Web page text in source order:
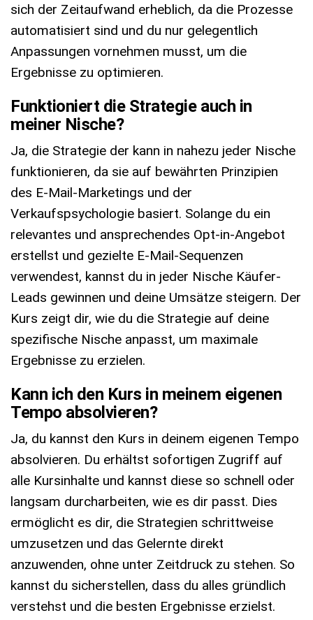
sich der Zeitaufwand erheblich, da die Prozesse
automatisiert sind und du nur gelegentlich
Anpassungen vornehmen musst, um die
Ergebnisse zu optimieren.
Funktioniert die Strategie auch in
meiner Nische?
Ja, die Strategie der kann in nahezu jeder Nische
funktionieren, da sie auf bewährten Prinzipien
des E-Mail-Marketings und der
Verkaufspsychologie basiert. Solange du ein
relevantes und ansprechendes Opt-in-Angebot
erstellst und gezielte E-Mail-Sequenzen
verwendest, kannst du in jeder Nische Käufer-
Leads gewinnen und deine Umsätze steigern. Der
Kurs zeigt dir, wie du die Strategie auf deine
spezifische Nische anpasst, um maximale
Ergebnisse zu erzielen.
Kann ich den Kurs in meinem eigenen
Tempo absolvieren?
Ja, du kannst den Kurs in deinem eigenen Tempo
absolvieren. Du erhältst sofortigen Zugriff auf
alle Kursinhalte und kannst diese so schnell oder
langsam durcharbeiten, wie es dir passt. Dies
ermöglicht es dir, die Strategien schrittweise
umzusetzen und das Gelernte direkt
anzuwenden, ohne unter Zeitdruck zu stehen. So
kannst du sicherstellen, dass du alles gründlich
verstehst und die besten Ergebnisse erzielst.